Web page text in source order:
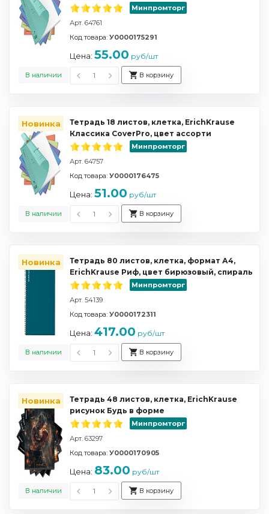
Минпромторг
Арт. 64761
В наличии
Код товара: У0000175291
Цена: 55.00 руб/шт
В корзину
Новинка
Тетрадь 18 листов, клетка, ErichKrause
Классика CoverPrо, цвет ассорти
Минпромторг
Арт. 64757
В наличии
Код товара: У0000176475
Цена: 51.00 руб/шт
В корзину
Новинка
Тетрадь 80 листов, клетка, формат А4,
ErichKrause Риф, цвет бирюзовый, спираль
Минпромторг
Арт. 54139
В наличии
Код товара: У0000172311
Цена: 417.00 руб/шт
В корзину
Новинка
Тетрадь 48 листов, клетка, ErichKrause
рисунок Будь в форме
Минпромторг
Арт. 63297
В наличии
Код товара: У0000170905
Цена: 83.00 руб/шт
В корзину